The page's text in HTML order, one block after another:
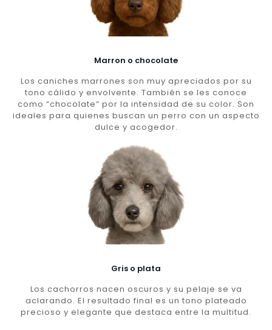
Marron o chocolate
Los caniches marrones son muy apreciados por su
tono cálido y envolvente. También se les conoce
como “chocolate” por la intensidad de su color. Son
ideales para quienes buscan un perro con un aspecto
dulce y acogedor.
Gris o plata
Los cachorros nacen oscuros y su pelaje se va
aclarando. El resultado final es un tono plateado
precioso y elegante que destaca entre la multitud.